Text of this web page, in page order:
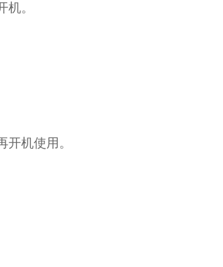
。
机使用。